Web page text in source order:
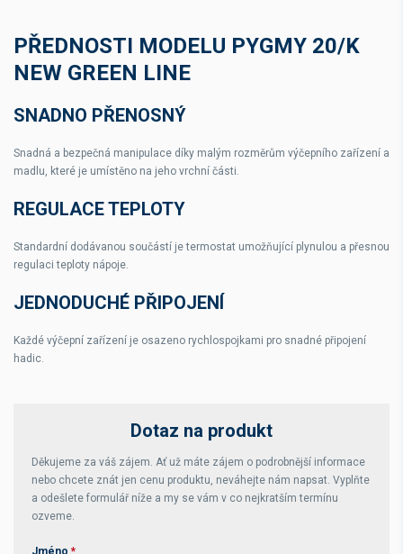
PŘEDNOSTI MODELU PYGMY 20/K
NEW GREEN LINE
SNADNO PŘENOSNÝ
Snadná a bezpečná manipulace díky malým rozměrům výčepního zařízení a
madlu, které je umístěno na jeho vrchní části.
REGULACE TEPLOTY
Standardní dodávanou součástí je termostat umožňující plynulou a přesnou
regulaci teploty nápoje.
JEDNODUCHÉ PŘIPOJENÍ
Každé výčepní zařízení je osazeno rychlospojkami pro snadné připojení
hadic.
Dotaz na produkt
Děkujeme za váš zájem. Ať už máte zájem o podrobnější informace
nebo chcete znát jen cenu produktu, neváhejte nám napsat. Vyplňte
a odešlete formulář níže a my se vám v co nejkratším termínu
ozveme.
Jméno *